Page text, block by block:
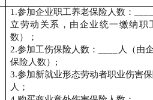
1.参加企业职工养老保险人数：
立劳动关系，由企业统一缴纳职
数）；
2.参加工伤保险人数：
人（由
保险人数） ;
3.参加新就业形态劳动者职业伤害
人；